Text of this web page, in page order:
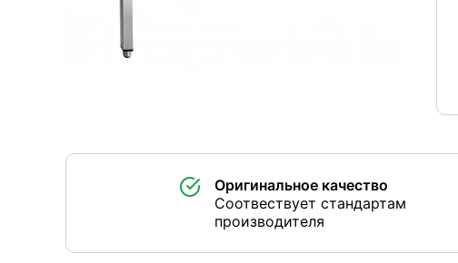
Оригинальное качество
Соотвествует стандартам
производителя